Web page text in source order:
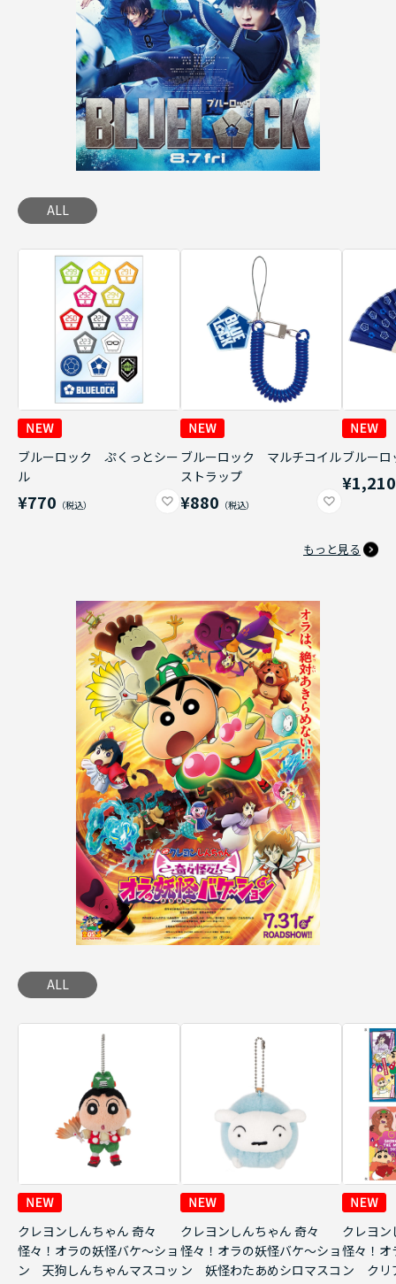
ALL
ブルーロック ぷくっとシー
ル
¥770
ブルーロック マルチコイル
ストラップ
¥880
ブルー
¥1,210
もっと見る
ALL
クレヨンしんちゃん 奇々
怪々！オラの妖怪バケ～ショ
ン 天狗しんちゃんマスコッ
クレヨンしんちゃん 奇々
怪々！オラの妖怪バケ～ショ
ン 妖怪わたあめシロマスコ
クレヨン
怪々！オ
ン クリ